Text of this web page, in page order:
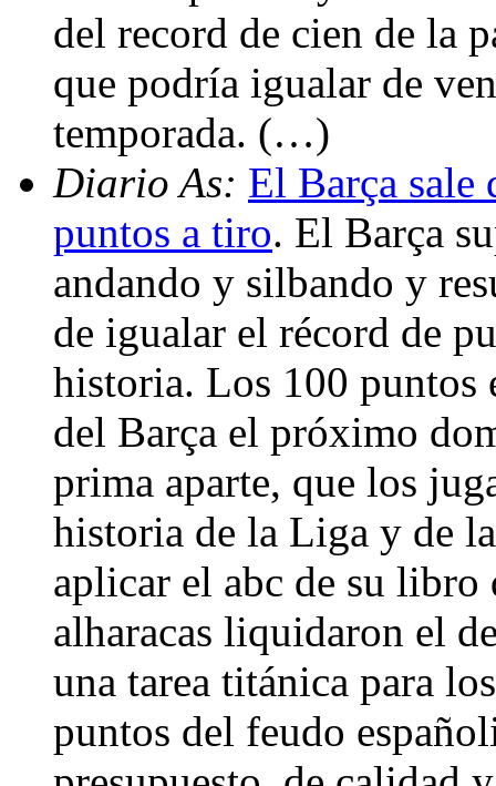
del record de cien de la
que podría igualar de
temporada. (…)
Diario As: El Barça sale
puntos a tiro. El Barça
andando y silbando y
de igualar el récord de
historia. Los 100
del Barça el próximo
prima aparte, que los
historia de la Liga y de
aplicar el abc de su libro
alharacas liquidaron el
una tarea titánica para
puntos del feudo